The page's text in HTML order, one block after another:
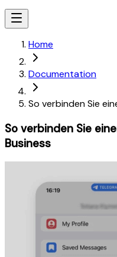
Home
Documentation
So verbinden Sie
So verbinden Sie
Business